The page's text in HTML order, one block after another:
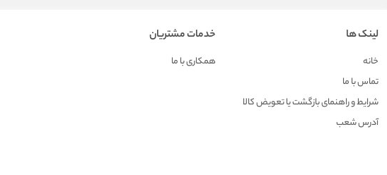
لینک ها
خانه
تماس با ما
شرایط و راهنمای بازگشت یا تعویض کالا
آدرس شعب
خدمات مشتریان
همکاری با ما